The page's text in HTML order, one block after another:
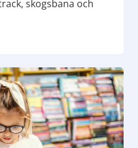
skogsbana och